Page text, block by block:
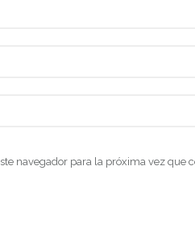
navegador para la próxima vez que